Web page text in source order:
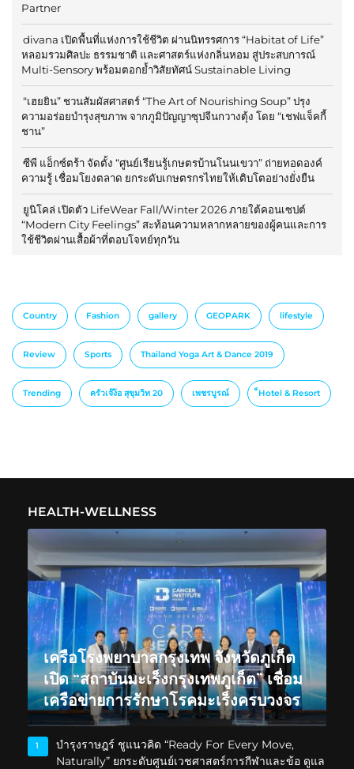
Partner
divana เปิดพื้นที่แห่งการใช้ชีวิต ผ่านนิทรรศการ “Habitat of Life”
หลอมรวมศิลปะ ธรรมชาติ และศาสตร์แห่งกลิ่นหอม สู่ประสบการณ์
Multi-Sensory พร้อมตอกย้ำวิสัยทัศน์ Sustainable Living
“เฮยยิน” ชวนสัมผัสศาสตร์ “The Art of Nourishing Soup” ปรุง
ความอร่อยบำรุงสุขภาพ จากภูมิปัญญาซุปจีนกวางตุ้ง โดย “เชฟแจ็คกี้
ชาน”
ซีพี แอ็กซ์ตร้า จัดตั้ง “ศูนย์เรียนรู้เกษตรบ้านโนนเขวา” ถ่ายทอดองค์
ความรู้ เชื่อมโยงตลาด ยกระดับเกษตรกรไทยให้เติบโตอย่างยั่งยืน
ยูนิโคล่ เปิดตัว LifeWear Fall/Winter 2026 ภายใต้คอนเซปต์
“Modern City Feelings” สะท้อนความหลากหลายของผู้คนและการ
ใช้ชีวิตผ่านเสื้อผ้าที่ตอบโจทย์ทุกวัน
Country Fashion gallery GEOPARK lifestyle
Review Sports Thailand Yoga Art & Dance 2019
Trending ครัวเจ๊ง้อ สุขุมวิท 20 เพชรบูรณ์ ็Hotel & Resort
HEALTH-WELLNESS
เครือโรงพยาบาลกรุงเทพ จังหวัดภูเก็ต
เปิด “สถาบันมะเร็งกรุงเทพภูเก็ต” เชื่อม
เครือข่ายการรักษาโรคมะเร็งครบวงจร
1
บำรุงราษฎร์ ชูแนวคิด “Ready For Every Move,
Naturally” ยกระดับศูนย์เวชศาสตร์การกีฬาและข้อ ดูแล